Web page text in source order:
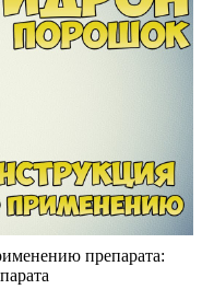
препарата: